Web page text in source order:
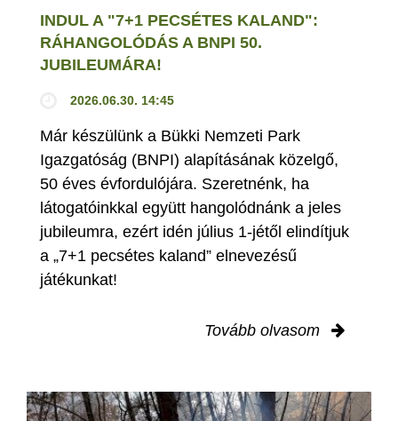
INDUL A "7+1 PECSÉTES KALAND":
RÁHANGOLÓDÁS A BNPI 50.
JUBILEUMÁRA!
2026.06.30. 14:45
Már készülünk a Bükki Nemzeti Park
Igazgatóság (BNPI) alapításának közelgő,
50 éves évfordulójára. Szeretnénk, ha
látogatóinkkal együtt hangolódnánk a jeles
jubileumra, ezért idén július 1-jétől elindítjuk
a „7+1 pecsétes kaland” elnevezésű
játékunkat!
Tovább olvasom